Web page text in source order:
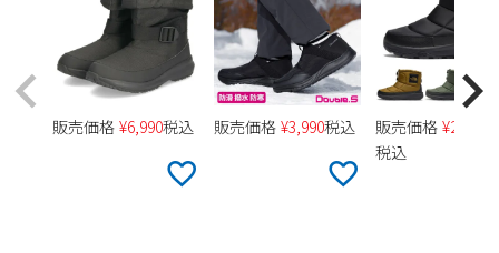
販売価格 ¥6,990税込 販売価格 ¥3,990税込 販売価格 ¥24,970
税込